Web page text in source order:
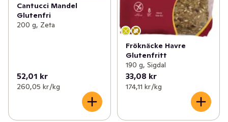
Cantucci Mandel
Glutenfri
200 g, Zeta
52,01 kr
260,05 kr /kg
Fröknäcke Havre
Glutenfritt
190 g, Sigdal
33,08 kr
174,11 kr /kg